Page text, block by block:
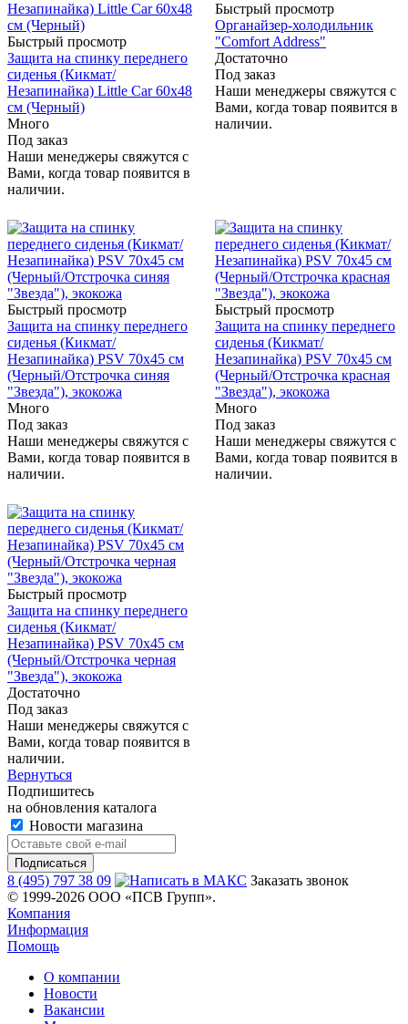
Быстрый просмотр
Защита на спинку переднего
сиденья (Кикмат/
Незапинайка) Little Car 60х48
см (Черный)
Много
Под заказ
Наши менеджеры свяжутся с
Вами, когда товар появится в
наличии.
Быстрый просмотр
Органайзер-холодильник
"Comfort Address"
Достаточно
Под заказ
Наши менеджеры свяжутся с
Вами, когда товар появится в
наличии.
Быстрый просмотр
Защита на спинку переднего
сиденья (Кикмат/
Незапинайка) PSV 70х45 см
(Черный/Отстрочка синяя
"Звезда"), экокожа
Много
Под заказ
Наши менеджеры свяжутся с
Вами, когда товар появится в
наличии.
Быстрый просмотр
Защита на спинку переднего
сиденья (Кикмат/
Незапинайка) PSV 70х45 см
(Черный/Отстрочка красная
"Звезда"), экокожа
Много
Под заказ
Наши менеджеры свяжутся с
Вами, когда товар появится в
наличии.
Быстрый просмотр
Защита на спинку переднего
сиденья (Кикмат/
Незапинайка) PSV 70х45 см
(Черный/Отстрочка черная
"Звезда"), экокожа
Достаточно
Под заказ
Наши менеджеры свяжутся с
Вами, когда товар появится в
наличии.
Вернуться
Подпишитесь
на обновления каталога
Новости магазина
8 (495) 797 38 09
Заказать звонок
© 1999-2026 ООО «ПСВ Групп».
Компания
Информация
Помощь
О компании
Новости
Вакансии